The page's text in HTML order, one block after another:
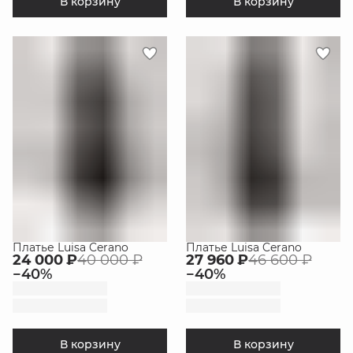
Платье Luisa Cerano
24 000 ₽40 000 ₽
−40%
В корзину
Платье Luisa Cerano
27 960 ₽46 600 ₽
−40%
В корзину